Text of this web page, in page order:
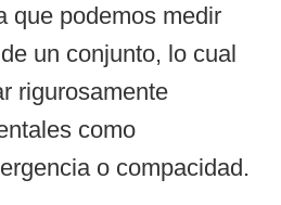
que podemos medir
un conjunto, lo cual
rigurosamente
como
o compacidad.